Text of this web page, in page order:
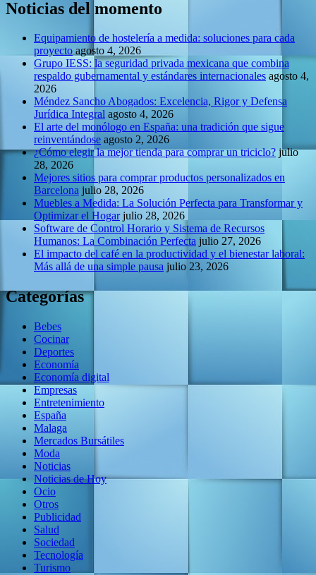
Noticias del momento
Equipamiento de hostelería a medida: soluciones para cada
proyecto agosto 4, 2026
Grupo IESS: la seguridad privada mexicana que combina
respaldo gubernamental y estándares internacionales agosto 4,
2026
Méndez Sancho Abogados: Excelencia, Rigor y Defensa
Jurídica Integral agosto 4, 2026
El arte del monólogo en España: una tradición que sigue
reinventándose agosto 2, 2026
¿Cómo elegir la mejor tienda para comprar un triciclo? julio
28, 2026
Mejores sitios para comprar productos personalizados en
Barcelona julio 28, 2026
Muebles a Medida: La Solución Perfecta para Transformar y
Optimizar el Hogar julio 28, 2026
Software de Control Horario y Sistema de Recursos
Humanos: La Combinación Perfecta julio 27, 2026
El impacto del café en la productividad y el bienestar laboral:
Más allá de una simple pausa julio 23, 2026
Categorías
Bebes
Cocinar
Deportes
Economía
Economía digital
Empresas
Entretenimiento
España
Malaga
Mercados Bursátiles
Moda
Noticias
Noticias de Hoy
Ocio
Otros
Publicidad
Salud
Sociedad
Tecnología
Turismo